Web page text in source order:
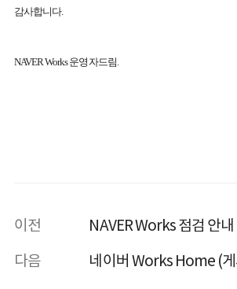
감사합니다.
NAVER Works 운영자드림.
이전
NAVER Works 점검 안
다음
네이버 Works Home (